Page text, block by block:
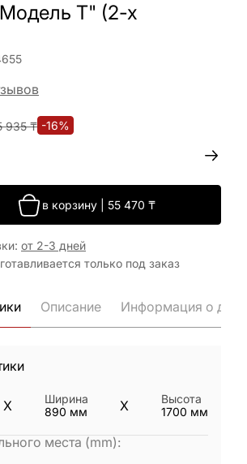
Т" (2-х
935₸ -16%
в корзину| 55 470 ₸
: от 2-3 дней
только под заказ
Описание Информация о
X
Ширина
890 мм X
Высота
1700 мм
места (mm):